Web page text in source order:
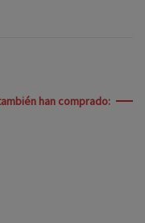
han comprado: